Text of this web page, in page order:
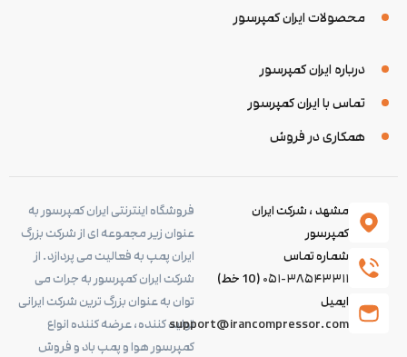
درباره ایران کمپرسور
تماس با ایران کمپرسور
همکاری در فروش
محصولات ایران کمپرسور
فروشگاه اینترنتی ایران کمپرسور به
عنوان زیر مجموعه ای از شرکت بزرگ
ایران پمپ به فعالیت می پردازد. از
شرکت ایران کمپرسور به جرات می
توان به عنوان بزرگ ترین شرکت ایرانی
تولید کننده، عرضه کننده انواع
کمپرسور هوا و پمپ باد و فروش
مشهد ، شرکت ایران
کمپرسور
شماره تماس
۰۵۱-۳۸۵۴۳۳۱۱ (10 خط)
ایمیل
support@irancompressor.com